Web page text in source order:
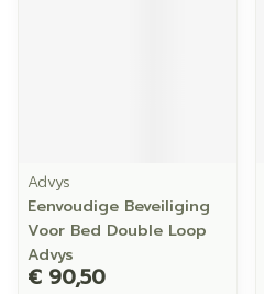
Advys
Eenvoudige Beveiliging
Voor Bed Double Loop
Advys
€ 90,50